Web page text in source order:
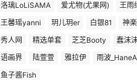
洛璃LoLiSAMA
爱尤物(尤果网)
王雨
王馨瑶yanni
玥儿玥er 白银81
神
秀人网
精选单套 芝芝Booty
蠢沫
语画界
陆萱萱 雅拉伊
雨波
鱼子酱Fish